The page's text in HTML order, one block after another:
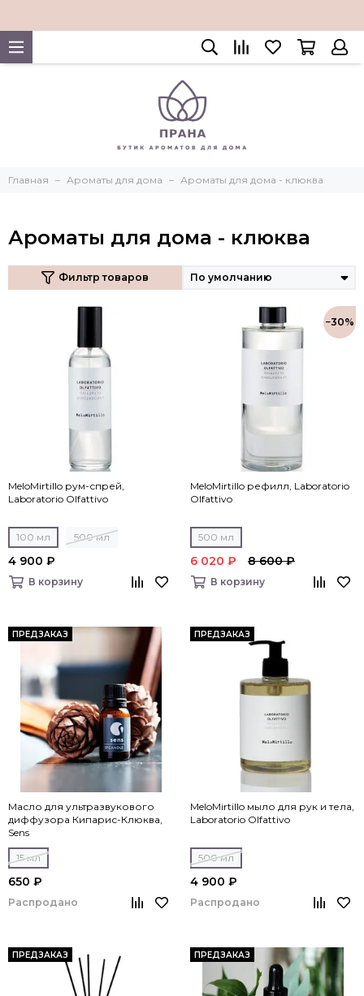
Главная Ароматы для дома Ароматы для дома - клюква
Ароматы для дома - клюква
Фильтр товаров
MeloMirtillo рум-спрей,
Laboratorio Olfattivo
100 мл 500 мл
4 900 ₽
В корзину
−30%
MeloMirtillo рефилл, Laboratorio
Olfattivo
500 мл
6 020 ₽ 8 600 ₽
В корзину
ПРЕДЗАКАЗ
Масло для ультразвукового
диффузора Кипарис-Клюква,
Sens
15 мл
650 ₽
Распродано
ПРЕДЗАКАЗ
MeloMirtillo мыло для рук и тела,
Laboratorio Olfattivo
500 мл
4 900 ₽
Распродано
ПРЕДЗАКАЗ ПРЕДЗАКАЗ